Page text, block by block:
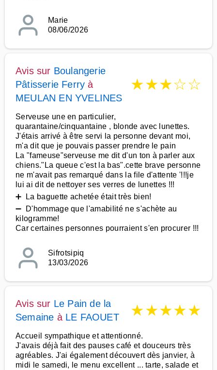
Marie
08/06/2026
Avis sur Boulangerie
Pâtisserie Ferry à
MEULAN EN YVELINES
★★★☆☆
Serveuse une en particulier,
quarantaine/cinquantaine , blonde avec lunettes.
J'étais arrivé à être servi la personne devant moi,
m'a dit que je pouvais passer prendre le pain
La "fameuse"serveuse me dit d'un ton à parler aux
chiens."La queue c'est la bas".cette brave personne
ne m'avait pas remarqué dans la file d'attente '!!!je
lui ai dit de nettoyer ses verres de lunettes !!!
➕ La baguette achetée était très bien!
➖ D'hommage que l'amabilité ne s'achète au
kilogramme!
Car certaines personnes pourraient s'en procurer !!!
Sifrotsipiq
13/03/2026
Avis sur Le Pain de la
Semaine à LE FAOUET ★★★★★
Accueil sympathique et attentionné.
J'avais déjà fait des pauses café et douceurs très
agréables. J'ai également découvert dès janvier, à
midi le samedi, le menu excellent ... tarte, salade et